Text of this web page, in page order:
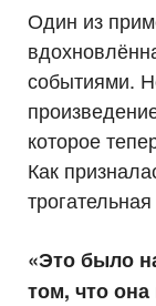
Один из
событиями.
которое
Как
«Это было
том, что